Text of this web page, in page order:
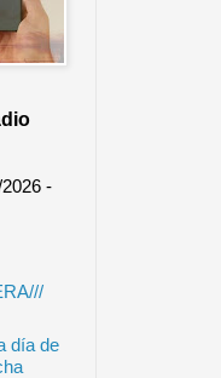
-
día de